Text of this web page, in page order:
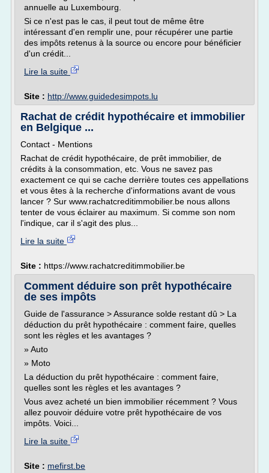
annuelle au Luxembourg.
Si ce n'est pas le cas, il peut tout de même être
intéressant d'en remplir une, pour récupérer une partie
des impôts retenus à la source ou encore pour bénéficier
d'un crédit...
Lire la suite
Site : http://www.guidedesimpots.lu
Rachat de crédit hypothécaire et immobilier
en Belgique ...
Contact - Mentions
Rachat de crédit hypothécaire, de prêt immobilier, de
crédits à la consommation, etc. Vous ne savez pas
exactement ce qui se cache derrière toutes ces appellations
et vous êtes à la recherche d'informations avant de vous
lancer ? Sur www.rachatcreditimmobilier.be nous allons
tenter de vous éclairer au maximum. Si comme son nom
l'indique, car il s'agit des plus...
Lire la suite
Site : https://www.rachatcreditimmobilier.be
Comment déduire son prêt hypothécaire
de ses impôts
Guide de l'assurance > Assurance solde restant dû > La
déduction du prêt hypothécaire : comment faire, quelles
sont les règles et les avantages ?
» Auto
» Moto
La déduction du prêt hypothécaire : comment faire,
quelles sont les règles et les avantages ?
Vous avez acheté un bien immobilier récemment ? Vous
allez pouvoir déduire votre prêt hypothécaire de vos
impôts. Voici...
Lire la suite
Site : mefirst.be